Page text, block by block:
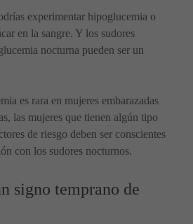
experimentar hipoglucemia o
en la sangre. Y los sudores
nocturna pueden ser un
es rara en mujeres embarazadas
las mujeres que tienen algún tipo
de riesgo deben ser conscientes
con los sudores nocturnos.
signo temprano de